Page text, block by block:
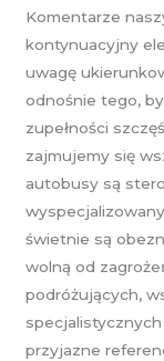
Komentarze
kontynuacyjny
uwagę
odnośnie tego,
zupełności
zajmujemy się
autobusy są
świetnie są
wolną od
podróżujących,
przyjazne